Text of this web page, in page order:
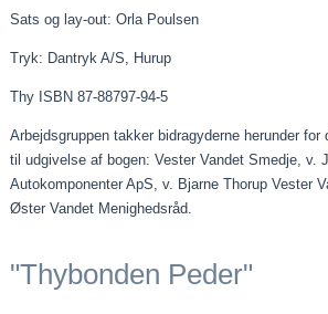
Sats og lay-out: Orla Poulsen
Tryk: Dantryk A/S, Hurup
Thy ISBN 87-88797-94-5
Arbejdsgruppen takker bidragyderne herunder
til udgivelse af bogen: Vester Vandet Smedje, v.
Autokomponenter ApS, v. Bjarne Thorup Vester
Øster Vandet Menighedsråd.
"Thybonden Peder"